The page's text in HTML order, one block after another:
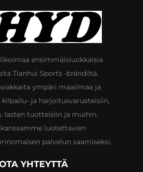
ensimmäisluokkaisia
Tianhui Sports -brändiltä.
ympäri maailmaa ja
ja harjoitusvarusteisiin,
lasten tuotteisiin ja muihin.
luotettavien
palvelun saamiseksi.
YHTEYTTÄ